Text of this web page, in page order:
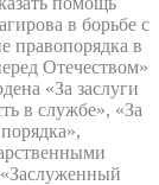
в борьбе с
правопорядка в
Отечеством»
«За заслуги
в службе», «За